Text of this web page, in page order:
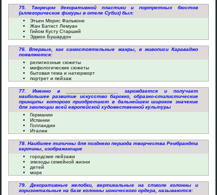
75. Творецом декоративной пластики и портретных бюстов
(аллегорические фигуры в отеле Субиз) был:
Этьен Морис Фальконе
Жан Батист Лемуан
Гийом Кусту Старший
Эдмон Бушардон
76. Впервые, как самостоятельные жанры, в живописи Караваджо
появляются:
религиозные сюжеты
мифологические сюжеты
бытовая тема и натюрморт
портрет и пейзаж
77. Именно в __________________ зарождается и получает
наибольшее развитие искусство барокко, образно-стилистические
принципы которого приобретают в дальнейшем широкое значение
для эволюции всей европейской художественной культуры
Германии
Испании
Голландии
Италии
78. Наиболее типичны для позднего периода творчества Рембрандта
картины, изображающие
городские пейзажи
эпизоды семейной жизни
детей
море
79. Декоративные желобки, вертикальные на стволе колонны и
горизонтальные на базе колонны ионического ордера, называются: